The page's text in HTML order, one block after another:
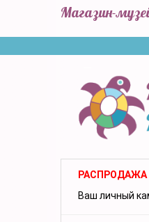
Магазин-
РАСПРОДАЖА
Ваш личный